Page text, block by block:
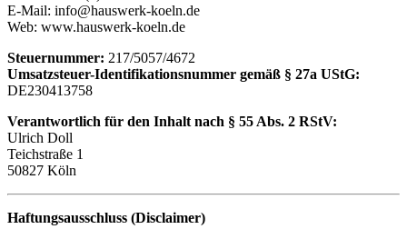
E-Mail: info@hauswerk-koeln.de
Web: www.hauswerk-koeln.de
Steuernummer: 217/5057/4672
Umsatzsteuer-Identifikationsnummer gemäß § 27a UStG:
DE230413758
Verantwortlich für den Inhalt nach § 55 Abs. 2 RStV:
Ulrich Doll
Teichstraße 1
50827 Köln
Haftungsausschluss (Disclaimer)